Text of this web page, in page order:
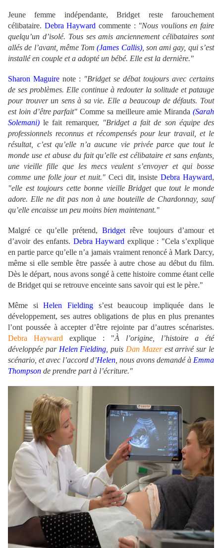
Jeune femme indépendante, Bridget reste farouchement
célibataire. Debra Hayward commente : "Nous voulions en faire
quelqu’un d’isolé. Tous ses amis anciennement célibataires sont
allés de l’avant, même Tom(James Callis), son ami gay, qui s’est
installé en couple et a adopté un bébé. Elle est la dernière."
Sharon Maguire note : "Bridget se débat toujours avec certains
de ses problèmes. Elle continue à redouter la solitude et patauge
pour trouver un sens à sa vie. Elle a beaucoup de défauts. Tout
est loin d’être parfait" Comme sa meilleure amie Miranda(Sarah
Solemani) le fait remarquer, "Bridget a fait de son équipe des
professionnels reconnus et récompensés pour leur travail, et le
résultat, c’est qu’elle n’a aucune vie privée parce que tout le
monde use et abuse du fait qu’elle est célibataire et sans enfants,
une vieille fille que les mecs veulent s’envoyer et qui bosse
comme une folle jour et nuit." Ceci dit, insisteDebra Hayward,
"elle est toujours cette bonne vieille Bridget que tout le monde
adore. Elle ne dit pas non à une bouteille de Chardonnay, sauf
qu’elle encaisse un peu moins bien maintenant."
Malgré ce qu’elle prétend, Bridget rêve toujours d’amour et
d’avoir des enfants. Debra Hayward explique : "Cela s’explique
en partie parce qu’elle n’a jamais vraiment renoncé à Mark Darcy,
même si elle semble être passée à autre chose au début du film.
Dès le départ, nous avons songé à cette histoire comme étant celle
de Bridget qui se retrouve enceinte sans savoir qui est le père."
Même siHelen Fieldings’est beaucoup impliquée dans le
développement, ses autres obligations de plus en plus prenantes
l’ont poussée à accepter d’être rejointe par d’autres scénaristes.
Debra Hayward explique : "À l’origine, l’histoire a été
développée par Helen Fielding , puis Dan Mazer est arrivé sur le
scénario, et avec l’accord d’Helen , nous avons demandé à Emma
Thompson de prendre part à l’écriture."